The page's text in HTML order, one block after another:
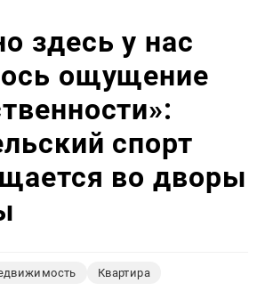
здесь у нас
ощущение
спорт
во дворы
Квартира